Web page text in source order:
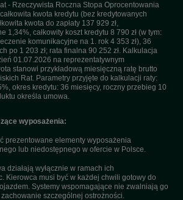
- Rzeczywista Roczna Stopa Oprocentowania
kwota kredytu (bez kredytowanych
kwota do zapłaty 137 929 zł,
1,34%, całkowity koszt kredytu 8 790 zł (w tym:
komunikacyjne na 1. rok 4 353 zł), 36
po 1 203 zł; rata finalna 90 252 zł. Kalkulacja
01.07.2026 na reprezentatywnym
stanowi przykładową miesięczną ratę brutto
Rat. Parametry przyjęte do kalkulacji raty:
okres kredytu: 36 miesięcy, roczny przebieg 10
określa umowa.
wyposażenia:
prezentowane elementy wyposażenia
lub niedostępnego w ofercie w Polsce.
działają wyłącznie w ramach ich
Kierowca musi być w każdej chwili gotowy do
Systemy wspomagające nie zwalniają go
szczególnej ostrożności.